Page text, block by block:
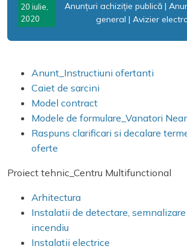
20 iulie,
2020
Anunțuri achiziție publică |
general |Avizier
Anunt_Instructiuni ofertanti
Caiet de sarcini
Model contract
Modele de formulare_Vanatori
Raspuns clarificari si decalare
oferte
Proiect tehnic_Centru Multifunctional
Arhitectura
Instalatii de detectare,
incendiu
Instalatii electrice